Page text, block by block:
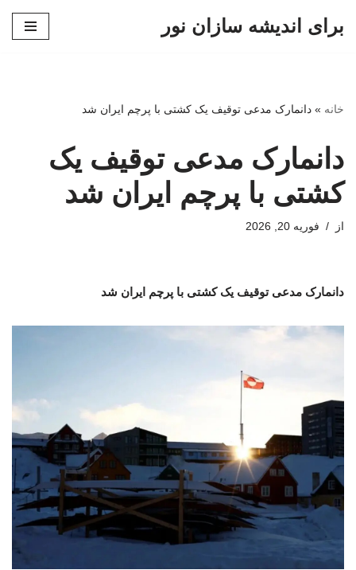
برای اندیشه سازان نور
خانه » دانمارک مدعی توقیف یک کشتی با پرچم ایران شد
دانمارک مدعی توقیف یک
کشتی با پرچم ایران شد
از فوریه 20, 2026
دانمارک مدعی توقیف یک کشتی با پرچم ایران شد